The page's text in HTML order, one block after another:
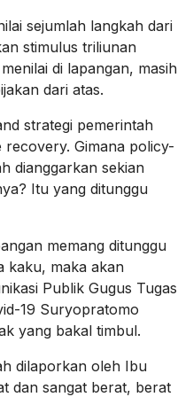
sejumlah langkah dari
stimulus triliunan
di lapangan, masih
dari atas.
strategi pemerintah
Gimana policy-
dianggarkan sekian
Itu yang ditunggu
memang ditunggu
kaku, maka akan
Publik Gugus Tugas
19 Suryopratomo
yang bakal timbul.
dilaporkan oleh Ibu
dan sangat berat, berat